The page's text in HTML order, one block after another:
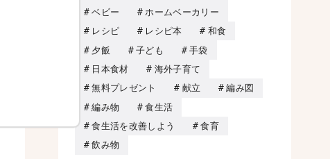
ベビー
ホームベーカリー
レシピ
レシピ本
和食
夕飯
子ども
手袋
日本食材
海外子育て
無料プレゼント
献立
編み図
編み物
食生活
食生活を改善しよう
食育
飲み物